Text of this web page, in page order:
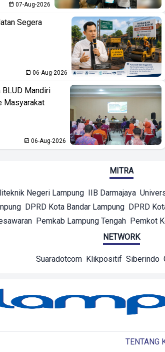
07-Aug-2026
Segera
06-Aug-2026
Mandiri
Masyarakat
06-Aug-2026
MITRA
Negeri Lampung IIB Darmajaya
DPRD Kota Bandar Lampung DPRD
Pemkab Lampung Tengah Pemkot
NETWORK
Suaradotcom Klikpositif Siberindo
TENTANG